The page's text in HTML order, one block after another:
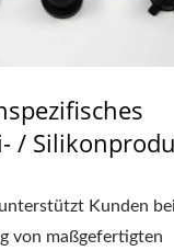
/
Kunden
von maßgefertigten